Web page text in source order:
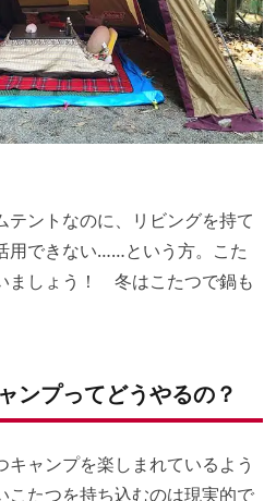
ントなのに、リビングを持て
用できない……という方。こた
ましょう！ 冬はこたつで鍋も
ンプってどうやるの？
ャンプを楽しまれているよう
こたつを持ち込むのは現実的で